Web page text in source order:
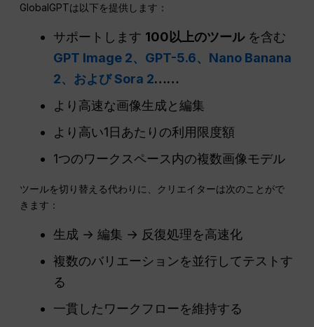
GlobalGPTは以下を提供します：
サポートします 100以上のツールを含む
GPT Image 2、GPT-5.6、Nano Banana
2、および Sora 2……
より高速な画像生成と編集
より高い1日あたりの利用限度額
1つのワークスペース内の複数画像モデル
ツールを切り替える代わりに、クリエイターは次のことがで
きます：
生成 → 編集 → 反復処理を高速化
複数のバリエーションを並行してテストす
る
一貫したワークフローを維持する